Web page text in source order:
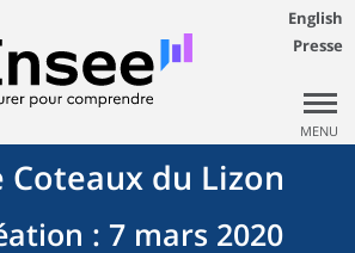
English
Presse
MENU
Coteaux du Lizon
: 7 mars 2020